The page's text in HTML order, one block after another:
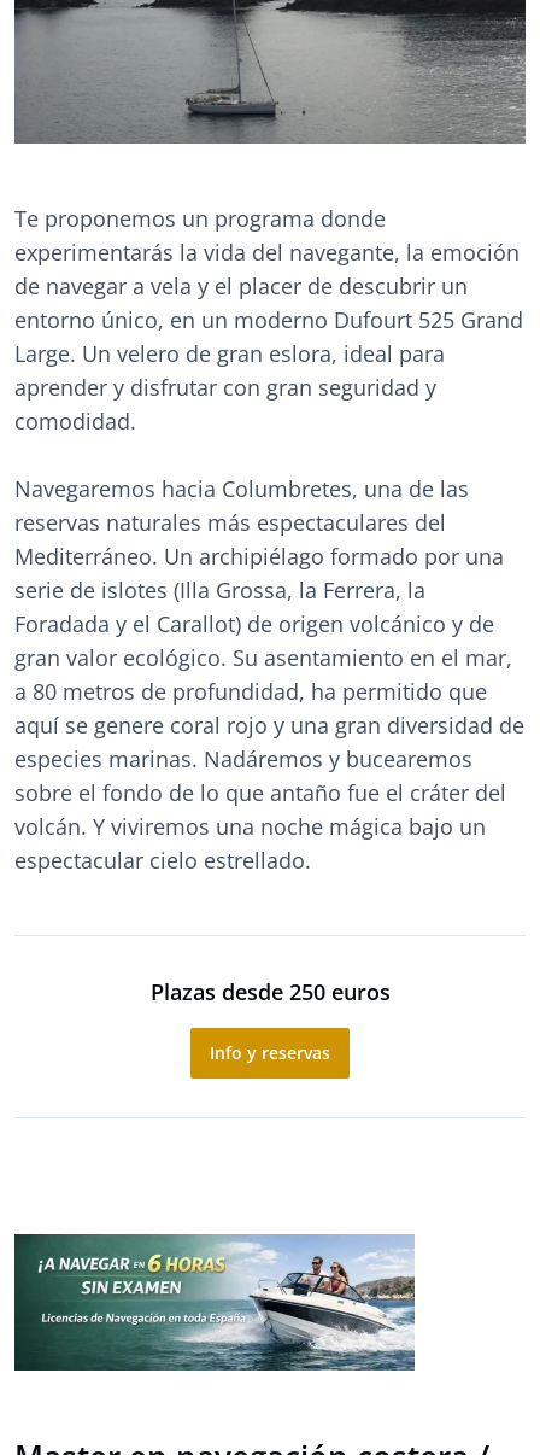
Te proponemos un programa donde
experimentarás la vida del navegante, la emoción
de navegar a vela y el placer de descubrir un
entorno único, en un moderno Dufourt 525 Grand
Large. Un velero de gran eslora, ideal para
aprender y disfrutar con gran seguridad y
comodidad.
Navegaremos hacia Columbretes, una de las
reservas naturales más espectaculares del
Mediterráneo. Un archipiélago formado por una
serie de islotes (Illa Grossa, la Ferrera, la
Foradada y el Carallot) de origen volcánico y de
gran valor ecológico. Su asentamiento en el mar,
a 80 metros de profundidad, ha permitido que
aquí se genere coral rojo y una gran diversidad de
especies marinas. Nadáremos y bucearemos
sobre el fondo de lo que antaño fue el cráter del
volcán. Y viviremos una noche mágica bajo un
espectacular cielo estrellado.
Plazas desde 250 euros
Info y reservas